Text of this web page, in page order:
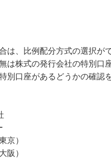
は、比例配分方式の選択が
は株式の発行会社の特別
別口座があるどうかの確
京）
阪）